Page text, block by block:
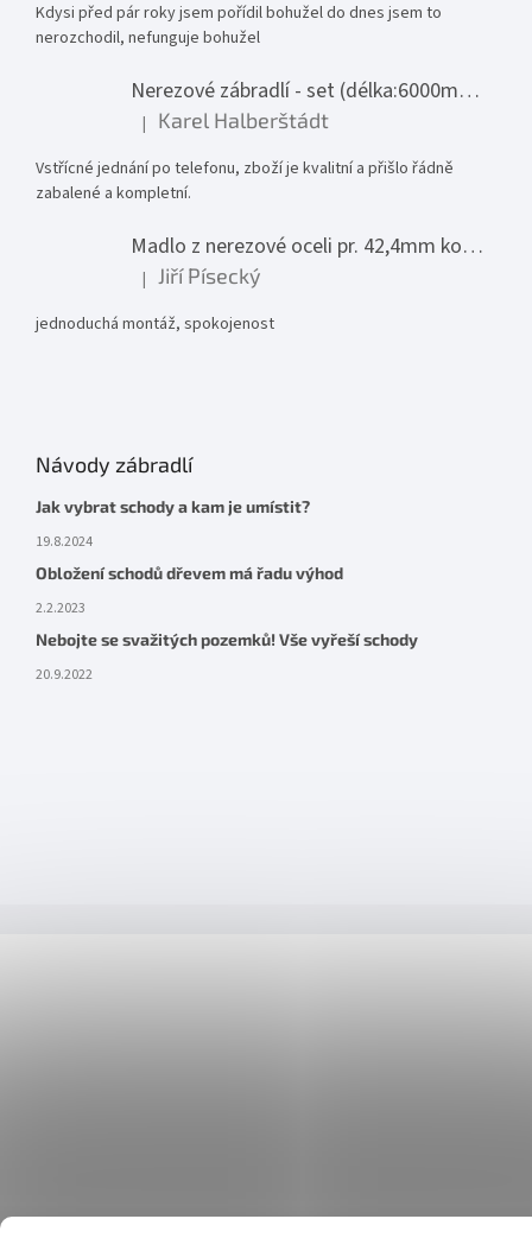
Kdysi před pár roky jsem pořídil bohužel do dnes jsem to
nerozchodil, nefunguje bohužel
Nerezové zábradlí - set (délka:6000mm x výška:1000mm)
Hodnocení produktu je 5 z 5 hvězdiček.
| Karel Halberštádt
Vstřícné jednání po telefonu, zboží je kvalitní a přišlo řádně
zabalené a kompletní.
Madlo z nerezové oceli pr. 42,4mm komplet - model 0116 - 3000mm
Hodnocení produktu je 5 z 5 hvězdiček.
| Jiří Písecký
jednoduchá montáž, spokojenost
Návody zábradlí
Jak vybrat schody a kam je umístit?
19.8.2024
Obložení schodů dřevem má řadu výhod
2.2.2023
Nebojte se svažitých pozemků! Vše vyřeší schody
20.9.2022